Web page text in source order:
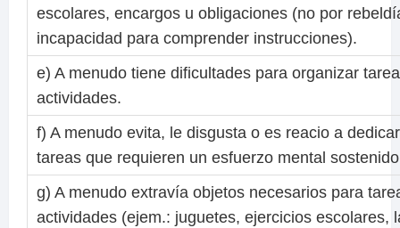
escolares, encargos u obligaciones (no por
incapacidad para comprender instrucciones).
e) A menudo tiene dificultades para organizar
actividades.
f) A menudo evita, le disgusta o es reacio a
tareas que requieren un esfuerzo mental
g) A menudo extravía objetos necesarios para
actividades (ejem.: juguetes, ejercicios escolares,